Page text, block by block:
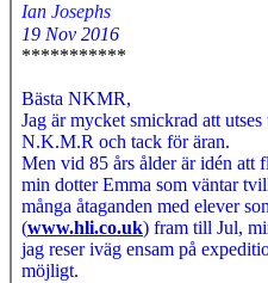
Ian Josephs
19 Nov 2016
***********
Bästa NKMR,
Jag är mycket smickrad att
N.K.M.R och tack för äran.
Men vid 85 års ålder är idén att
min dotter Emma som väntar
många åtaganden med elever
(www.hli.co.uk) fram till Jul,
jag reser iväg ensam på
möjligt.